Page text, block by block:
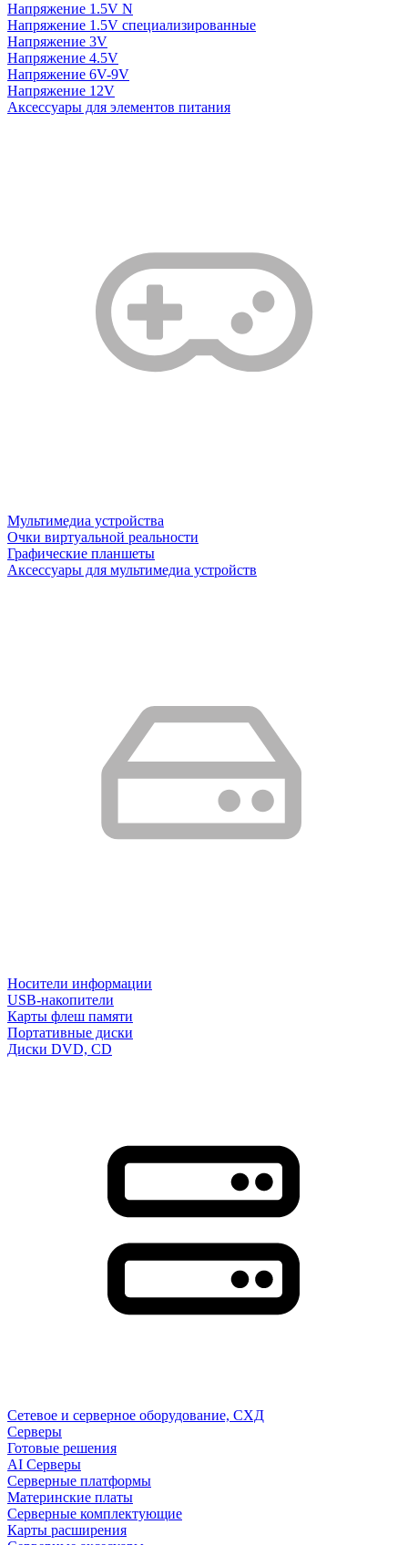
Напряжение 1.5V N
Напряжение 1.5V специализированные
Напряжение 3V
Напряжение 4.5V
Напряжение 6V-9V
Напряжение 12V
Аксессуары для элементов питания
Мультимедиа устройства
Очки виртуальной реальности
Графические планшеты
Аксессуары для мультимедиа устройств
Носители информации
USB-накопители
Карты флеш памяти
Портативные диски
Диски DVD, CD
Сетевое и серверное оборудование, СХД
Cерверы
Готовые решения
AI Серверы
Серверные платформы
Материнские платы
Серверные комплектующие
Карты расширения